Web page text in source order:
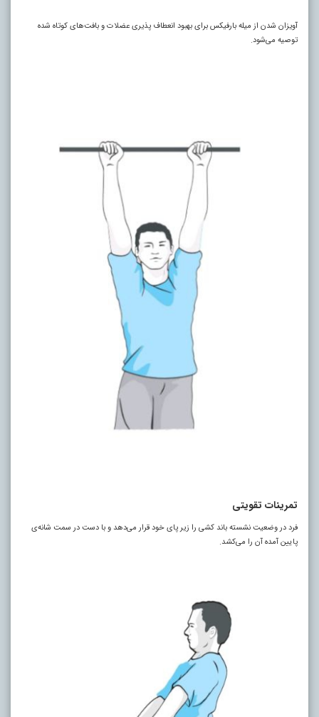
آویزان شدن از میله بارفیکس برای بهبود انعطاف پذیری عضلات و بافت‌های کوتاه شده
توصیه می‌شود.
تمرینات تقویتی
فرد در وضعیت نشسته باند کشی را زیر پای خود قرار می‌دهد و با دست در سمت شانه‌ی
پایین آمده آن را می‌کشد.